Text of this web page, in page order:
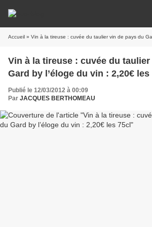
Accueil » Vin à la tireuse : cuvée du taulier vin de pays du Gard by
Vin à la tireuse : cuvée du
Gard by l’éloge du vin : 2,20€ les
Publié le 12/03/2012 à 00:09
Par JACQUES BERTHOMEAU